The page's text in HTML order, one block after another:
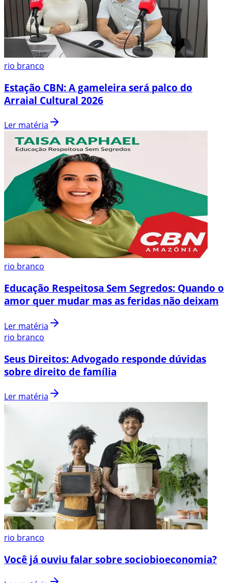
rio branco
Estação CBN: A gameleira será palco do
Arraial Cultural 2026
Ler matéria
rio branco
Educação Respeitosa Sem Segredos: Quando o
amor quer mudar mas as feridas não deixam
Ler matéria
rio branco
Seus Direitos: Advogado responde dúvidas
sobre direito de família
Ler matéria
rio branco
Você já ouviu falar sobre sociobioeconomia?